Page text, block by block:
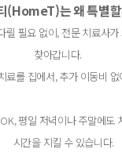
티(HomeT)는
필요 없이, 전문 치료사
찾아갑니다.
료를 집에서, 추가 이동비
평일 저녁이나 주말에도
시간을 지킬 수 있습니다.